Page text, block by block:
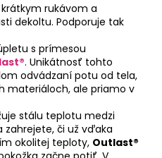
krátkym rukávom a
dekoltu. Podporuje tak
s prímesou
. Unikátnosť tohto
odvádzaní potu od tela,
materiáloch, ale priamo v
stálu teplotu medzi
zahrejete, či už vďaka
okolitej teploty, Outlast®